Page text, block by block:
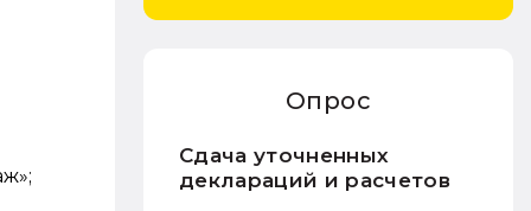
Опрос
Сдача уточненных
деклараций и расчетов